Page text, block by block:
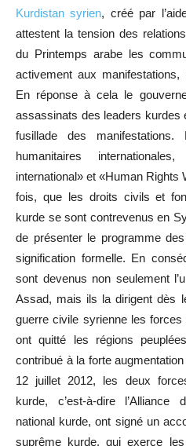
Kurdistan syrien, créé par l’
attestent la tension des
du Printemps arabe les
activement aux
En réponse à cela le
assassinats des leaders kurdes
fusillade des manifestations.
humanitaires
international» et «Human Rights
fois, que les droits civils et
kurde se sont contrevenus en
de présenter le programme
signification formelle. En
sont devenus non seulement
Assad, mais ils la dirigent dès
guerre civile syrienne les
ont quitté les régions
contribué à la forte
12 juillet 2012, les deux
kurde, c’est-à-dire l’Alliance
national kurde, ont signé un
suprême kurde, qui exerce